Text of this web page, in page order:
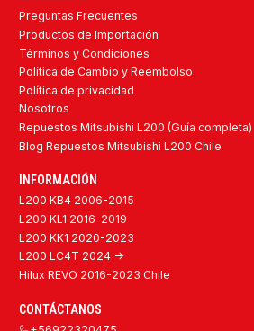
Preguntas Frecuentes
Productos de Importación
Términos y Condiciones
Política de Cambio y Reembolso
Política de privacidad
Nosotros
Repuestos Mitsubishi L200 (Guía completa)
Blog Repuestos Mitsubishi L200 Chile
INFORMACIÓN
L200 KB4 2006-2015
L200 KL1 2016-2019
L200 KK1 2020-2023
L200 LC4T 2024 ->
Hilux REVO 2016-2023 Chile
CONTÁCTANOS